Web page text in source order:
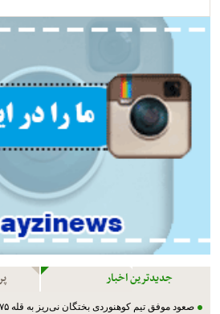
جدیدترین اخبار
صعود موفق تیم کوهنوردی بختگان نی‌ریز به قله ۴۳۷۵ متری لاله‌زار کرمان